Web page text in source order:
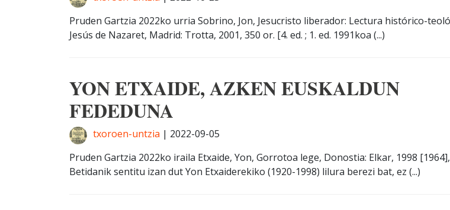
Pruden Gartzia 2022ko urria Sobrino, Jon, Jesucristo liberador: Lectura histórico-
Jesús de Nazaret, Madrid: Trotta, 2001, 350 or. [4. ed. ; 1. ed. 1991koa (...)
YON ETXAIDE, AZKEN EUSKALDUN
FEDEDUNA
txoroen-untzia | 2022-09-05
Pruden Gartzia 2022ko iraila Etxaide, Yon, Gorrotoa lege, Donostia: Elkar, 1998
Betidanik sentitu izan dut Yon Etxaiderekiko (1920-1998) lilura berezi bat, ez (...)